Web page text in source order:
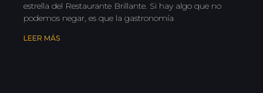
estrella del Restaurante Brillante. Si hay algo que no
podemos negar, es que la gastronomía
LEER MÁS